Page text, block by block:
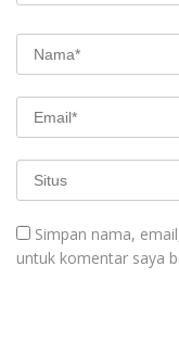
Simpan nama,
untuk komentar saya